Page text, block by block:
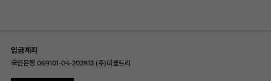
입금계좌
국민은행 069101-04-202813 (주)더블트리